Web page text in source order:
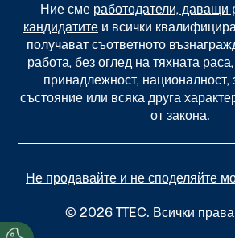
Ние сме работодатели,
кандидатите и всички
получават съответното
работа, без оглед на тяхната
принадлежност, националност,
състояние или всяка друга
от закона.
Не продавайте и не споделяйте
© 2026 TTEC. Всички права